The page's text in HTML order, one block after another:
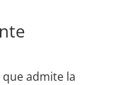
admite la